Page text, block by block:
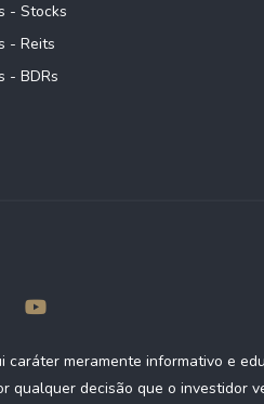
- Stocks
- Reits
- BDRs
meramente informativo e
qualquer decisão que o investidor